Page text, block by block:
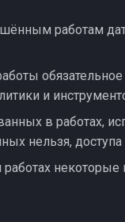
работам
и
в работах,
нельзя,